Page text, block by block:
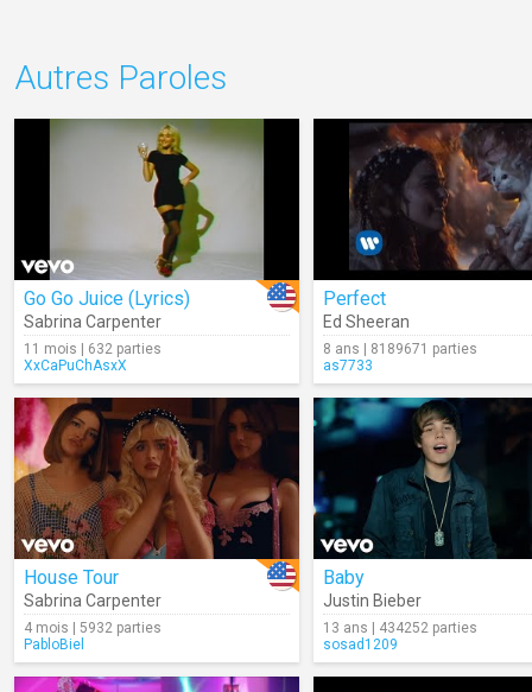
Autres Paroles
Go Go Juice (Lyrics)
Sabrina Carpenter
11 mois | 632 parties
XxCaPuChAsxX
Perfect
Ed Sheeran
8 ans | 8189671 parties
as7733
House Tour
Sabrina Carpenter
4 mois | 5932 parties
PabloBiel
Baby
Justin Bieber
13 ans | 434252 parties
sosad1209